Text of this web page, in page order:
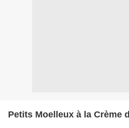
Petits Moelleux à la Crème